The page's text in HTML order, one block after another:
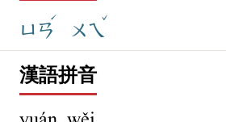
ㄩㄢ
ˊ
ㄨㄟ
ˇ
漢語拼音